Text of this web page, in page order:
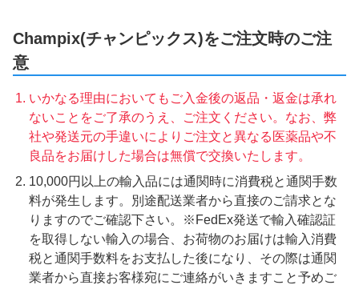
Champix(チャンピックス)をご注文時のご注
意
いかなる理由においてもご入金後の返品・返金は承れ
ないことをご了承のうえ、ご注文ください。なお、弊
社や発送元の手違いによりご注文と異なる医薬品や不
良品をお届けした場合は無償で交換いたします。
10,000円以上の輸入品には通関時に消費税と通関手数
料が発生します。別途配送業者から直接のご請求とな
りますのでご確認下さい。※FedEx発送で輸入確認証
を取得しない輸入の場合、お荷物のお届けは輸入消費
税と通関手数料をお支払した後になり、その際は通関
業者から直接お客様宛にご連絡がいきますこと予めご